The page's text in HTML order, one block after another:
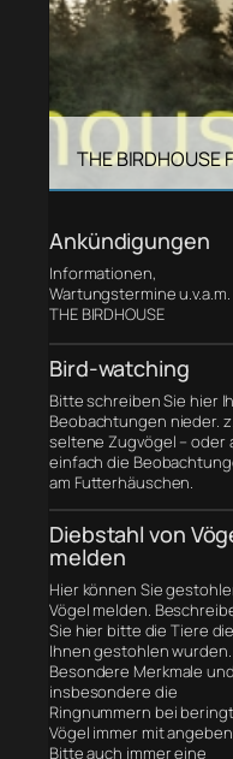
THE BIRDHOUSE
Ankündigungen
Informationen,
Wartungstermine u.v.a.m.
THE BIRDHOUSE
Bird-watching
Bitte schreiben Sie hier
Beobachtungen nieder.
seltene Zugvögel – oder
einfach die
am Futterhäuschen.
Diebstahl von
melden
Hier können Sie
Vögel melden.
Sie hier bitte die Tiere die
Ihnen gestohlen wurden.
Besondere Merkmale und
insbesondere die
Ringnummern bei
Vögel immer mit
Bitte auch immer eine